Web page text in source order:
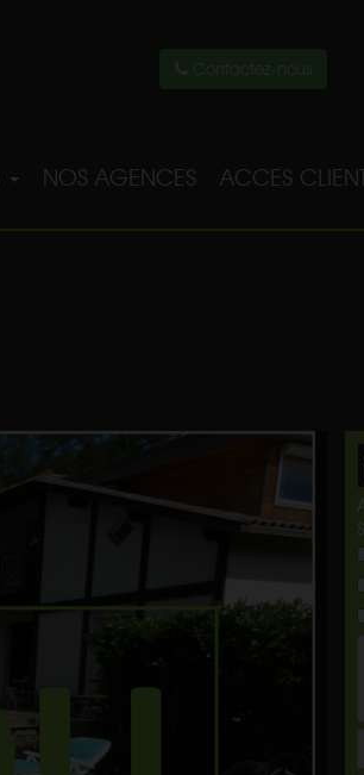
Contactez-nous
NOS AGENCES ACCES